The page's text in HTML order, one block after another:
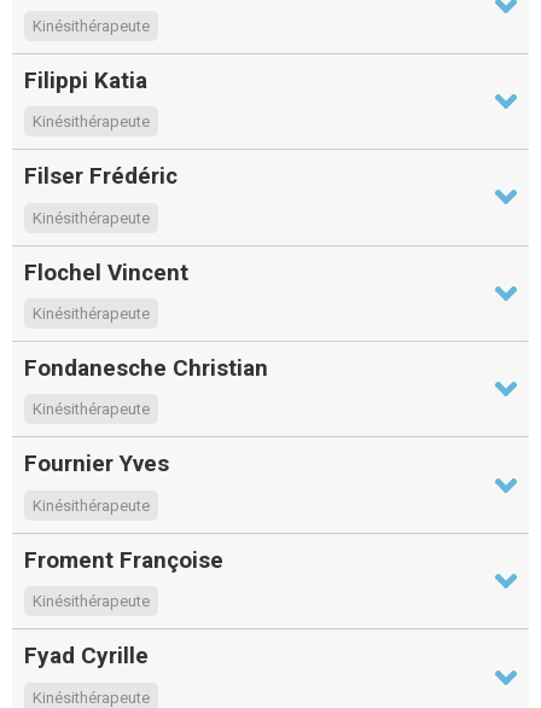
Kinésithérapeute
Filippi Katia
Kinésithérapeute
Filser Frédéric
Kinésithérapeute
Flochel Vincent
Kinésithérapeute
Fondanesche Christian
Kinésithérapeute
Fournier Yves
Kinésithérapeute
Froment Françoise
Kinésithérapeute
Fyad Cyrille
Kinésithérapeute